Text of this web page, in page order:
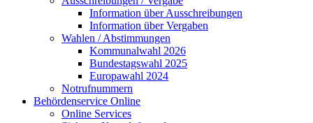
Information über Ausschreibungen
Information über Vergaben
Wahlen / Abstimmungen
Kommunalwahl 2026
Bundestagswahl 2025
Europawahl 2024
Notrufnummern
Behördenservice Online
Online Services